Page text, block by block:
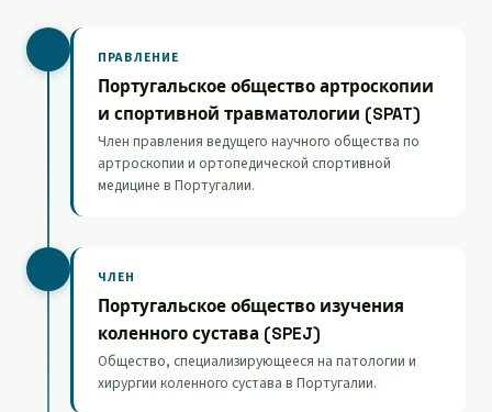
ПРАВЛЕНИЕ
Португальское общество артроскопии
и спортивной травматологии (SPAT)
Член правления ведущего научного общества по
артроскопии и ортопедической спортивной
медицине в Португалии.
ЧЛЕН
Португальское общество изучения
коленного сустава (SPEJ)
Общество, специализирующееся на патологии и
хирургии коленного сустава в Португалии.